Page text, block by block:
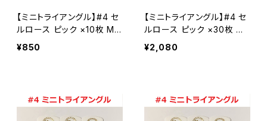
ポリアセタール
セルロース
#19 ホームベース
ポリアセタール
Polyacetal ポリアセタール
#23-2 JAZZ3
【ミニトライアングル】#4 セ
ルロース ピック ×10枚 ML
ピック【送料込み】
¥850
【ミニトライアングル】#4 セ
ルロース ピック ×30枚 ML
ピック【送料込み】
¥2,080